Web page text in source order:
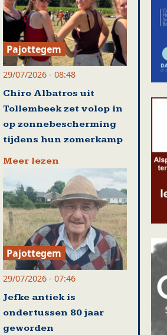
Pajottegem
29/07/2026 - 08:48
Chiro Albatros uit
Tollembeek zet volop in
op zonnebescherming
tijdens hun zomerkamp
Meer lezen
Pajottegem
29/07/2026 - 07:46
Jefke antiek is
ondertussen 80 jaar
geworden